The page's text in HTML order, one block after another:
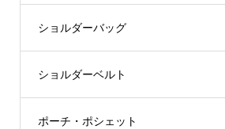
ショルダーバッグ
ショルダーベルト
ポーチ・ポシェット